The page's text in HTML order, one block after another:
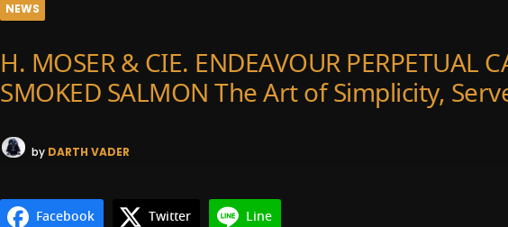
NEWS
H. MOSER & CIE. ENDEAVOUR PERPETUAL
SMOKED SALMON The Art of Simplicity,
by DARTH VADER
Facebook Twitter Line